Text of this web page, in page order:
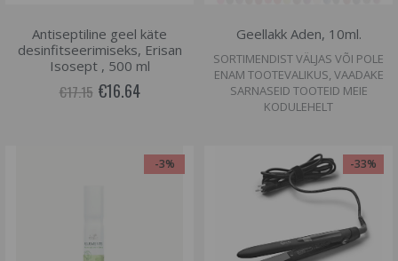
Antiseptiline geel käte
desinfitseerimiseks, Erisan
Isosept , 500 ml
€17.15 €16.64
Geellakk Aden, 10ml.
SORTIMENDIST VÄLJAS VÕI POLE
ENAM TOOTEVALIKUS, VAADAKE
SARNASEID TOOTEID MEIE
KODULEHELT
-3% -33%